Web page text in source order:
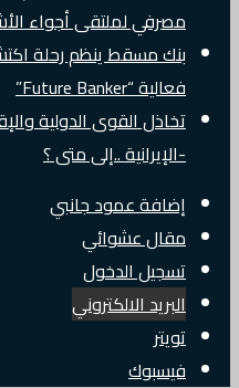
مصرفي لملتقى أجواء
بنك مسقط ينظم رحلة
فعالية “Future Banker”
تخاذل القوى الدولية
-الإيرانية ..إلى متى ؟
إضافة عمود جانبي
مقال عشوائي
تسجيل الدخول
البريد الالكتروني
تويتر
فيسبوك